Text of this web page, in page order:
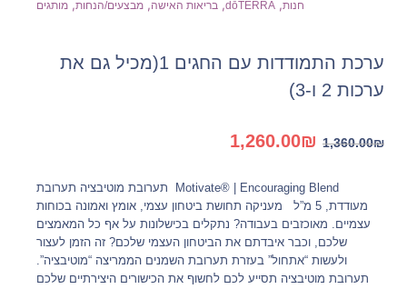
חנות,
dōTERRA
, בריאות האישה, מבצעים/הנחות, מותגים
ערכת התמודדות עם החגים 1(מכיל גם את
ערכות 2 ו-3)
1,360.00₪
המחיר
היה:
1,360.00₪.
1,260.00₪
הוא:
1,260.00₪.
Motivate® | Encouraging Blend תערובת מוטיבציה תערובת
מעודדת, 5 מ”ל מעניקה תחושת ביטחון עצמי, אומץ ואמונה בכוחות
עצמיים. מאוכזבים בעבודה? נתקלים בכישלונות על אף כל המאמצים
שלכם, וכבר איבדתם את הביטחון העצמי שלכם? זה הזמן לעצור
ולעשות “אתחול” בעזרת תערובת השמנים הממריצה “מוטיבציה”.
תערובת מוטיבציה תסייע לכם לחשוף את הכישורים היצירתיים שלכם